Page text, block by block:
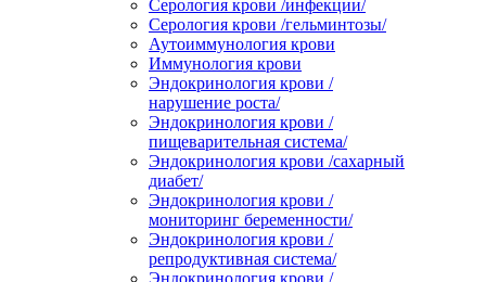
Серология крови /инфекции/
Серология крови /гельминтозы/
Аутоиммунология крови
Иммунология крови
Эндокринология крови /
нарушение роста/
Эндокринология крови /
пищеварительная система/
Эндокринология крови /сахарный
диабет/
Эндокринология крови /
мониторинг беременности/
Эндокринология крови /
репродуктивная система/
Эндокринология крови /